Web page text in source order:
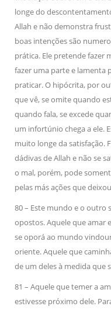
longe do
Allah e não demonstra
boas intenções são
prática. Ele pretende fazer
fazer uma parte e lamenta
praticar. O hipócrita, por
que vê, se omite quando
quando fala, se excede
um infortúnio chega a ele.
muito longe da satisfação.
dádivas de Allah e não se
o mal, porém, pode
pelas más ações que
80 – Este mundo e o outro
opostos. Aquele que amar
se oporá ao mundo
oriente. Aquele que
de um deles à medida que
81 – Aquele que temer a
estivesse próximo dele.